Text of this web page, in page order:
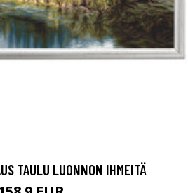
TAULU LUONNON IHMEITÄ